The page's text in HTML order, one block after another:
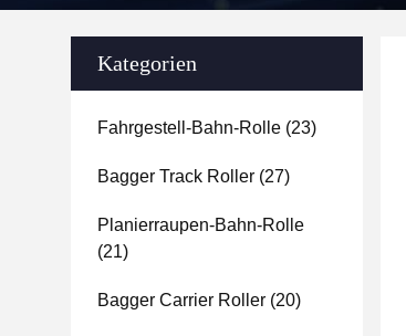
Kategorien
Fahrgestell-Bahn-Rolle (23)
Bagger Track Roller (27)
Planierraupen-Bahn-Rolle
(21)
Bagger Carrier Roller (20)